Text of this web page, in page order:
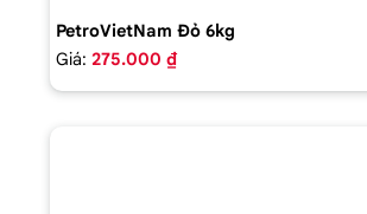
PetroVietNam Đỏ 6kg
Giá: 275.000 ₫